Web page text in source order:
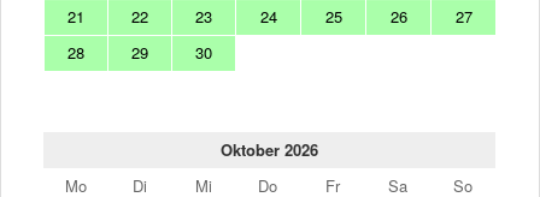
21
22 23 24 25 26
27
28
29 30
Oktober 2026
Mo
Di Mi Do Fr Sa
So